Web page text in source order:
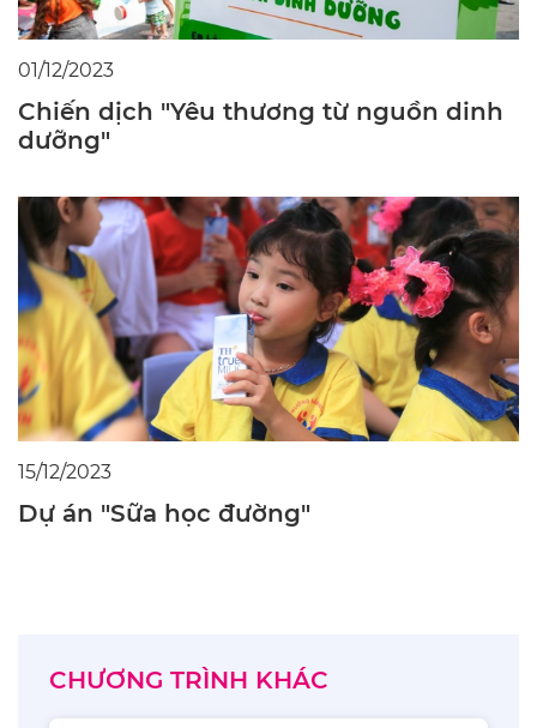
01/12/2023
Chiến dịch "Yêu thương từ nguồn dinh
dưỡng"
15/12/2023
Dự án "Sữa học đường"
CHƯƠNG TRÌNH KHÁC